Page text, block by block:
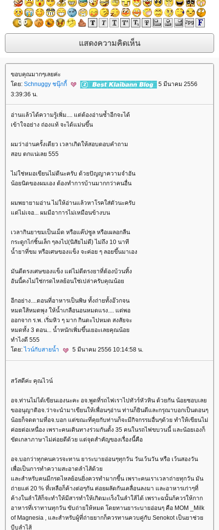
ขอบคุณมากๆเลยค่ะ
ดย: Schnuggy ชนุ๊กกี้
5 มีนาคม 2556
3:39:36 น.
อ่านแล้วได้ความรู้เพิ่ม.... แต่ต้องอ่านซ้ำอีกจะได้
เข้าใจอย่าง ถ่องแท้ จะได้แม่นขึ้น
ผมว่าอ่านครั้งเดียว เวลาเกิดให้สอบตอบคำถาม
สอบ ตกแน่เลย 555
ไม่ใช่หมอเขียนไม่ดีนะครับ ด้วยปัญญาความจำอัน
น้อยนิดของผมเอง ต้องทำการบ้านมากกว่าคนอื่น
ผมพยายามอ่าน ไม่ให้อ่านแล้วหาโรคใส่ตัวนะครับ
ต่ไม่เจอ... ผมมีอาการไม่เหมือนข้างบน
เวลากินยาขมเป็นเม็ด หรือแค๊ปซูล หรือเผลอกลืน
กระดูกไก่ชิ้นเล็ก ๆลงไป(นิสัยไม่ดี) ไม่ถึง 10 นาที
น้ำยาที่ขม หรือเศษของแข็ง จะค่อย ๆ ลอยขึ้นมาเอง
มันดีตรงเศษของแข็ง แต่ไม่ดีตรงยาที่ต้องบ้วนทิ้ง
อันนี้คงไม่ใช่กรดไหลย้อนใช่เปล่าครับคุณน้อ
อีกอย่าง....ตอนที่อาหารเป็นพิษ ทั้งถ่ายทั้งอ๊วกจน
หมดใส้หมดพุง ให้น้ำเกลือนอนหมดแรง.... แต่พอ
ออกจาก ร.พ. เริ่มหิว ๆ มาก กินดะไปหมด สงสัยจะ
หมดทั้ง 3 ตอน... น้ำหนักเพิ่มขึ้นเยอะเลยคุณน้อ
ทำไงดี 555
ดย: ไวน์กับสายน้ำ 5 มีนาคม 2556 10:14:58 น.
สว้สดีค่ะ คุณไวน์
อจ.ท่านไม่ได้เขียนเองนะคะ อจ.พูดที่รถไฟเราไปทัวร์หัวหิน ด้วยกัน น้อยชอบเล
ขออนุญาติอจ.ว่าจะนำมาเขียนให้เพื่อนๆอ่าน ท่านก็ยินดีและกรุณาบอกเป็นตอนๆ
น้อยก็จดตามที่อจ.บอก แต่ขณะที่คุยกับท่านก็จะมีกิจกรรมอื่นๆด้วย ทำให้เขียนไม่
ค่อยต่อเหนื่อง เพราะคนเดินทางร่วมกันตั้ง 35 คนในรถไฟขบวนนี้ และน้อยเองก็
ขัดเกลาภาษาไม่ค่อยดีด้วย แต่จุดสำคัญของเรื่องนี้คือ
อจ.บอกว่าทุกคนควรจะทาน ยาระบายอ่อนๆทุกวัน วันเว้นวัน หรือ เว้นสองวัน
เพื่อเป็นการทำความสะอาดลำไส้ด้ว
ละสำหรับคนมีกรดไหลย้อนยิ่งควรทำมากขี้น เพราะคนเราเวลาถ่ายทุกวัน มัน
ถ่ายแค่ 20 % ที่เหลือก็ค้างต่อๆกัน ค่อยผลัดกันเคลื่อนลงมา และอาหารเก่าๆที่
ค้างในลำใส้ก็จะทำให้มีสารทำให้เกิดมะเร็งในลำใส้ได้ เพราะฉนั้นก้ควรให้กาก
อาหารที่เราทานทุกวัน ขับถ่ายให้หมด โดยทานยาระบายอ่อนๆ คือ MOM _Milk
of Magnesia , และสำหรับผู้ที่ถ่ายยากก็ควรทานควบคู่กับ Senokot เป็นยาช่ว
บีบลำไส้